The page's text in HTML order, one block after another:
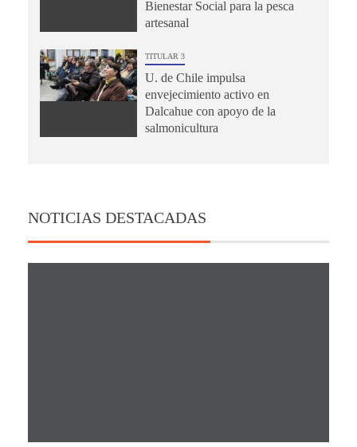
Bienestar Social para la pesca
artesanal
TITULAR 3
U. de Chile impulsa
envejecimiento activo en
Dalcahue con apoyo de la
salmonicultura
NOTICIAS DESTACADAS